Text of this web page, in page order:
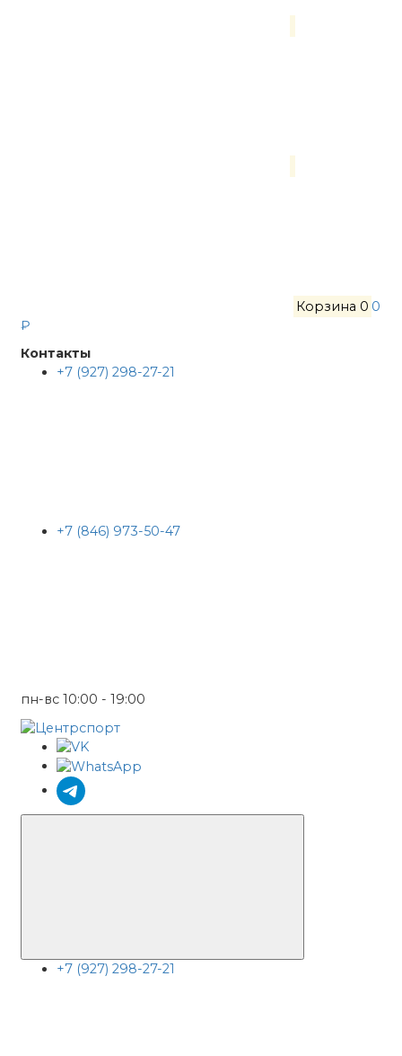
Корзина 0 0
₽
Контакты
+7 (927) 298-27-21
+7 (846) 973-50-47
пн-вс 10:00 - 19:00
+7 (927) 298-27-21